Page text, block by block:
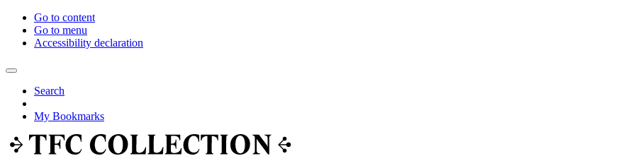
Go to content
Go to menu
Accessibility declaration
Search
My Bookmarks